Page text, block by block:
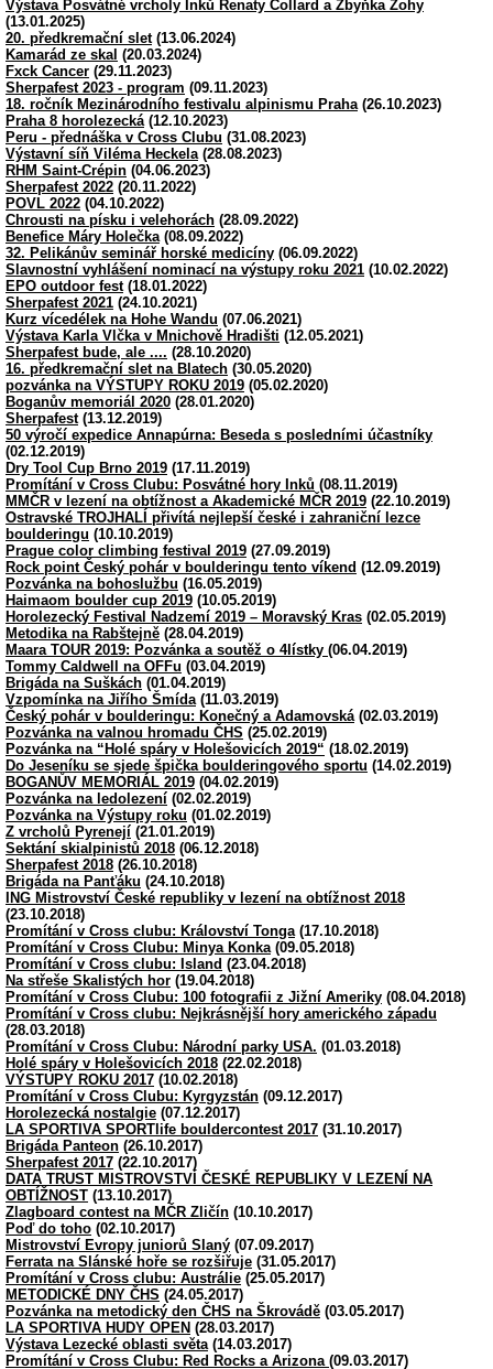
Výstava Posvátné vrcholy Inků Renaty Collard a Zbyňka Žohy
(13.01.2025)
20. předkremační slet(13.06.2024)
Kamarád ze skal (20.03.2024)
Fxck Cancer (29.11.2023)
Sherpafest 2023 - program (09.11.2023)
18. ročník Mezinárodního festivalu alpinismu Praha (26.10.2023)
Praha 8 horolezecká (12.10.2023)
Peru - přednáška v Cross Clubu (31.08.2023)
Výstavní síň Viléma Heckela (28.08.2023)
RHM Saint-Crépin (04.06.2023)
Sherpafest 2022 (20.11.2022)
POVL 2022 (04.10.2022)
Chrousti na písku i velehorách (28.09.2022)
Benefice Máry Holečka (08.09.2022)
32. Pelikánův seminář horské medicíny (06.09.2022)
Slavnostní vyhlášení nominací na výstupy roku 2021 (10.02.2022)
EPO outdoor fest(18.01.2022)
Sherpafest 2021 (24.10.2021)
Kurz vícedélek na Hohe Wandu (07.06.2021)
Výstava Karla Vlčka v Mnichově Hradišti (12.05.2021)
Sherpafest bude, ale .... (28.10.2020)
16. předkremační slet na Blatech (30.05.2020)
pozvánka na VÝSTUPY ROKU 2019 (05.02.2020)
Boganův memoriál 2020 (28.01.2020)
Sherpafest(13.12.2019)
50 výročí expedice Annapúrna: Beseda s posledními účastníky
(02.12.2019)
Dry Tool Cup Brno 2019 (17.11.2019)
Promítání v Cross Clubu: Posvátné hory Inků (08.11.2019)
MMČR v lezení na obtížnost a Akademické MČR 2019 (22.10.2019)
Ostravské TROJHALÍ přivítá nejlepší české i zahraniční lezce
boulderingu (10.10.2019)
Prague color climbing festival 2019 (27.09.2019)
Rock point Český pohár v boulderingu tento víkend (12.09.2019)
Pozvánka na bohoslužbu (16.05.2019)
Haimaom boulder cup 2019 (10.05.2019)
Horolezecký Festival Nadzemí 2019 – Moravský Kras (02.05.2019)
Metodika na Rabštejně (28.04.2019)
Maara TOUR 2019: Pozvánka a soutěž o 4lístky (06.04.2019)
Tommy Caldwell na OFFu (03.04.2019)
Brigáda na Suškách (01.04.2019)
Vzpomínka na Jiřího Šmída (11.03.2019)
Český pohár v boulderingu: Konečný a Adamovská (02.03.2019)
Pozvánka na valnou hromadu ČHS (25.02.2019)
Pozvánka na “Holé spáry v Holešovicích 2019“ (18.02.2019)
Do Jeseníku se sjede špička boulderingového sportu (14.02.2019)
BOGANŮV MEMORIÁL 2019 (04.02.2019)
Pozvánka na ledolezení (02.02.2019)
Pozvánka na Výstupy roku (01.02.2019)
Z vrcholů Pyrenejí (21.01.2019)
Sektání skialpinistů 2018 (06.12.2018)
Sherpafest 2018 (26.10.2018)
Brigáda na Panťáku (24.10.2018)
ING Mistrovství České republiky v lezení na obtížnost 2018
(23.10.2018)
Promítání v Cross clubu: Království Tonga (17.10.2018)
Promítání v Cross Clubu: Minya Konka (09.05.2018)
Promítání v Cross clubu: Island (23.04.2018)
Na střeše Skalistých hor (19.04.2018)
Promítání v Cross Clubu: 100 fotografii z Jižní Ameriky (08.04.2018)
Promítání v Cross clubu: Nejkrásnější hory amerického západu
(28.03.2018)
Promítání v Cross Clubu: Národní parky USA. (01.03.2018)
Holé spáry v Holešovicích 2018 (22.02.2018)
VÝSTUPY ROKU 2017 (10.02.2018)
Promítání v Cross Clubu: Kyrgyzstán (09.12.2017)
Horolezecká nostalgie (07.12.2017)
LA SPORTIVA SPORTlife bouldercontest 2017 (31.10.2017)
Brigáda Panteon (26.10.2017)
Sherpafest 2017 (22.10.2017)
DATA TRUST MISTROVSTVÍ ČESKÉ REPUBLIKY V LEZENÍ NA
OBTÍŽNOST (13.10.2017)
Zlagboard contest na MČR Zličín (10.10.2017)
Poď do toho (02.10.2017)
Mistrovství Evropy juniorů Slaný (07.09.2017)
Ferrata na Slánské hoře se rozšiřuje (31.05.2017)
Promítání v Cross clubu: Austrálie (25.05.2017)
METODICKÉ DNY ČHS (24.05.2017)
Pozvánka na metodický den ČHS na Škrovádě (03.05.2017)
LA SPORTIVA HUDY OPEN (28.03.2017)
Výstava Lezecké oblasti světa (14.03.2017)
Promítání v Cross Clubu: Red Rocks a Arizona (09.03.2017)